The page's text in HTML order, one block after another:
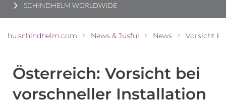
SCHINDHELM WORLDWIDE
hu.schindhelm.com > News & Jusful > News >
Österreich: Vorsicht bei
vorschneller Installation